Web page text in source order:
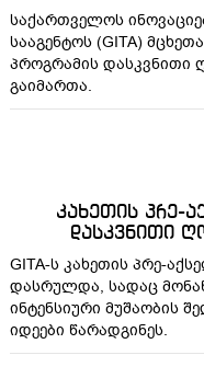
საქართველოს
სააგენტოს (GITA)
პროგრამის დასკვნითი
გაიმართა.
კახეთის პრე-
დასკვნითი
GITA-ს კახეთის პრე-
დასრულდა, სადაც
ინტენსიური მუშაობის
იდეები წარადგინეს.